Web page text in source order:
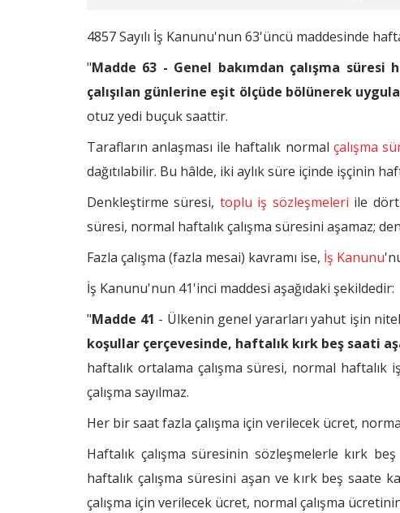
Fazla Sürelerle Çalışma Nedir? Fazla
Fazla Çalışma Ücreti Yerine Serbest
Yolda Geçen Süreler Fazla Mesai
Kısmi Süreli (Part-time) Çalışmalarda Fazla
Denkleştirme Süresi Nasıl Uygulanır?
Dinlenme Süreleri Nelerdir?
Gece Çalışmaları
4857 Sayılı İş Kanunu'nun 63'üncü maddesinde
"Madde 63 - Genel bakımdan çalışma
çalışılan günlerine eşit ölçüde bölünerek
otuz yedi buçuk saattir.
Tarafların anlaşması ile haftalık normal çalışma
dağıtılabilir. Bu hâlde, iki aylık süre içinde işçinin
Denkleştirme süresi, toplu iş sözleşmeleri ile
süresi, normal haftalık çalışma süresini aşamaz;
Fazla çalışma (fazla mesai) kavramı ise, İş Kanunu
İş Kanunu'nun 41'inci maddesi aşağıdaki şekildedir:
"Madde 41 - Ülkenin genel yararları yahut işin
koşullar çerçevesinde, haftalık kırk beş saati
haftalık ortalama çalışma süresi, normal
çalışma sayılmaz.
Her bir saat fazla çalışma için verilecek ücret,
Haftalık çalışma süresinin sözleşmelerle kırk
haftalık çalışma süresini aşan ve kırk beş saate
çalışma için verilecek ücret, normal çalışma